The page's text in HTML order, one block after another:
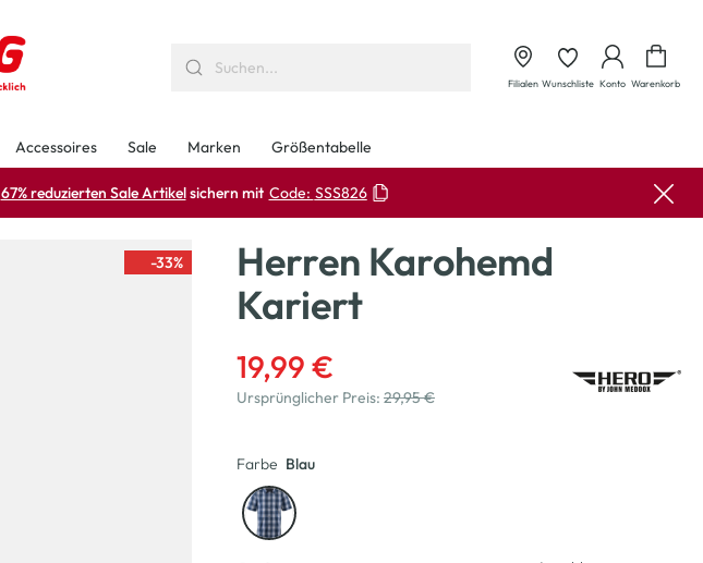
Filialen Wunschliste Konto Warenkorb
Accessoires Sale Marken Größentabelle
67% reduzierten Sale Artikelsichern mit Code: SSS826
-33%
Herren Karohemd
Kariert
19,99 €
Ursprünglicher Preis: 29,95 €
Farbe Blau